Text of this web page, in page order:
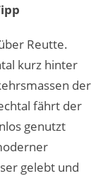
Reutte.
kurz hinter
der
fährt der
genutzt
gelebt und